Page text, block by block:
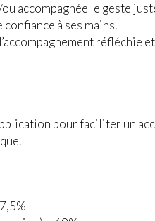
accompagnée le geste
à ses mains.
réfléchie
pour faciliter un